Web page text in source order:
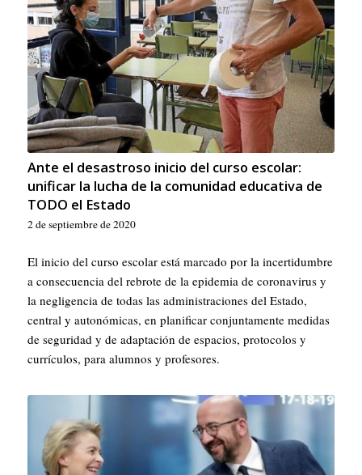
Ante el desastroso inicio del curso escolar:
unificar la lucha de la comunidad educativa de
TODO el Estado
2 de septiembre de 2020
El inicio del curso escolar está marcado por la incertidumbre
a consecuencia del rebrote de la epidemia de coronavirus y
la negligencia de todas las administraciones del Estado,
central y autonómicas, en planificar conjuntamente medidas
de seguridad y de adaptación de espacios, protocolos y
currículos, para alumnos y profesores.